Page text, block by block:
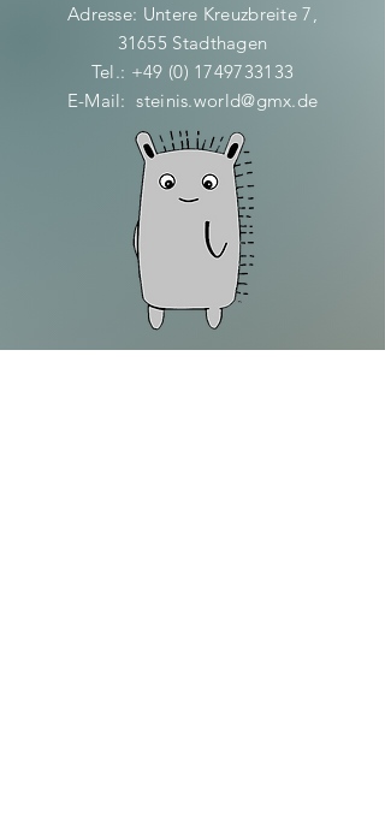
Adresse: Untere Kreuzbreite 7,
31655 Stadthagen
Tel.: +49 (0) 1749733133
E-Mail:steinis.world@gmx.de
HILFE